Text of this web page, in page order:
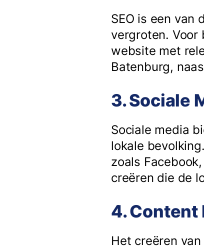
SEO is een van
vergroten. Voor
website met
Batenburg,
3. Sociale
Sociale media
lokale
zoals
creëren die de
4. Content
Het creëren